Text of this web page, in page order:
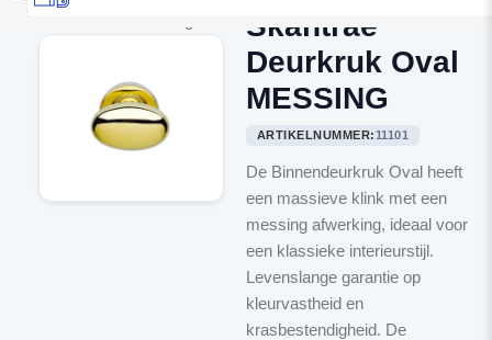
Skantrae
Deurkruk Oval
MESSING
ARTIKELNUMMER:11101
De Binnendeurkruk Oval heeft
een massieve klink met een
messing afwerking, ideaal voor
een klassieke interieurstijl.
Levenslange garantie op
kleurvastheid en
krasbestendigheid. De